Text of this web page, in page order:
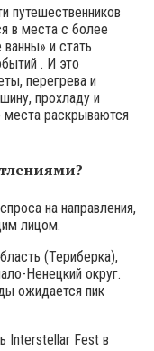
путешественников
в места с более
и стать
. И это
перегрева и
прохладу и
раскрываются
на направления,
лицом.
(Териберка),
Ненецкий округ.
ожидается пик
Interstellar Fest в